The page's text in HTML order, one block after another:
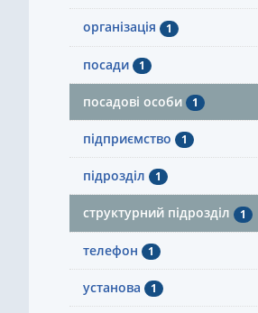
організація 1
посади 1
посадові особи 1
підприємство 1
підрозділ 1
структурний підрозділ 1
телефон 1
установа 1